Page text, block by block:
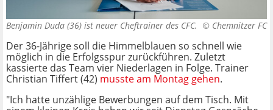
Benjamin Duda (36) ist neuer Cheftrainer des CFC. © Chemnitzer FC
Der 36-Jährige soll die Himmelblauen so schnell wie
möglich in die Erfolgsspur zurückführen. Zuletzt
kassierte das Team vier Niederlagen in Folge. Trainer
Christian Tiffert (42) musste am Montag gehen.
"Ich hatte unzählige Bewerbungen auf dem Tisch. Mit